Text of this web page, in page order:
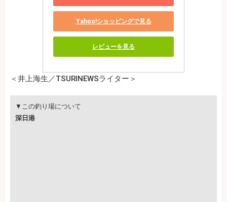
Yahoo!ショッピングで見る
レビューを見る
＜井上海生／TSURINEWSライター＞
▼この釣り場について
深日港